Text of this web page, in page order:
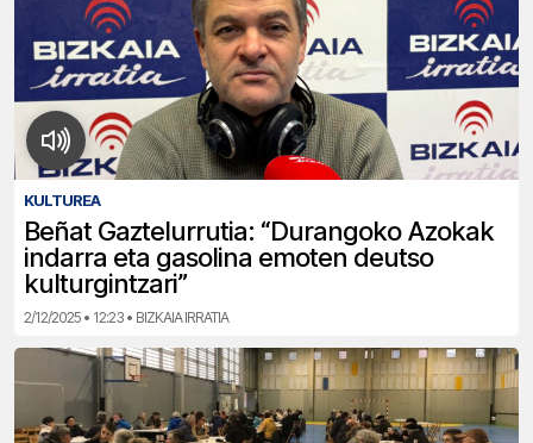
KULTUREA
Beñat Gaztelurrutia: “Durangoko Azokak
indarra eta gasolina emoten deutso
kulturgintzari”
2/12/2025 • 12:23 • BIZKAIA IRRATIA